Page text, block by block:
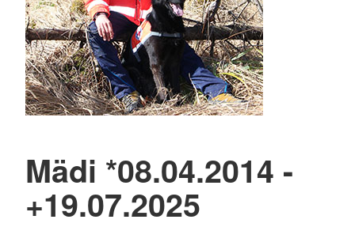
Mädi *08.04.2014 -
+19.07.2025